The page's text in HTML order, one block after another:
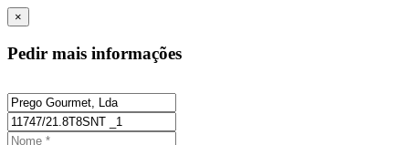
×
Pedir mais informações